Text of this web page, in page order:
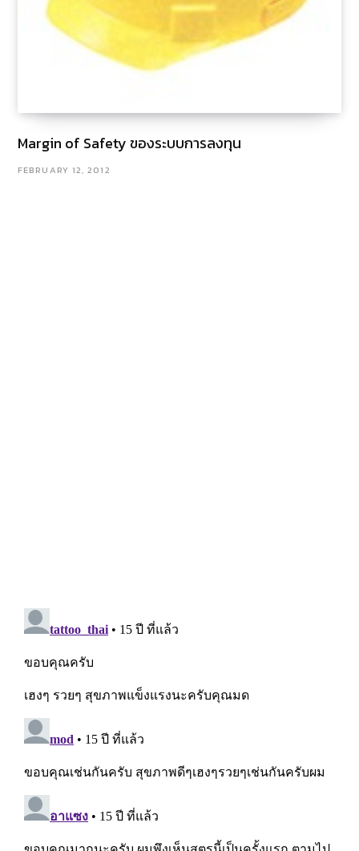
Margin of Safety ของระบบการลงทุน
FEBRUARY 12, 2012